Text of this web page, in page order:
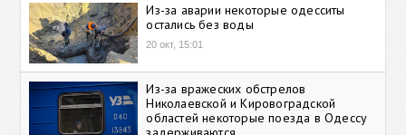
Из-за аварии некоторые одесситы
остались без воды
20 окт, 15:01
Из-за вражеских обстрелов
Николаевской и Кировоградской
областей некоторые поезда в Одессу